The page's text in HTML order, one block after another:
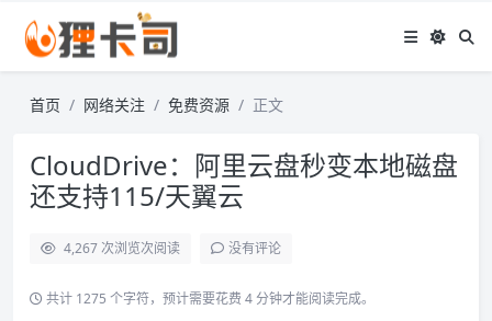
首页 网络关注 免费资源 正文
CloudDrive：阿里云盘秒变本地磁盘
还支持115/天翼云
4,267 次浏览次阅读 没有评论
共计 1275 个字符，预计需要花费 4 分钟才能阅读完成。